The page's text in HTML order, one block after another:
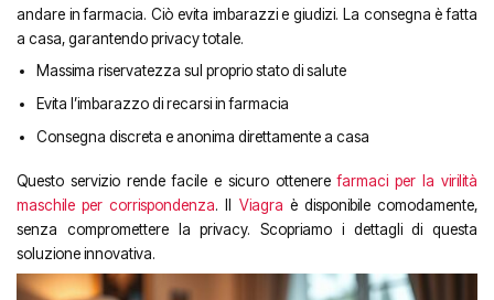
andare in farmacia. Ciò evita imbarazzi e giudizi. La consegna è fatta
a casa, garantendo privacy totale.
Massima riservatezza sul proprio stato di salute
Evita l’imbarazzo di recarsi in farmacia
Consegna discreta e anonima direttamente a casa
Questo servizio rende facile e sicuro ottenerefarmaci per la virilità
maschile per corrispondenza. Il Viagra è disponibile comodamente,
senza compromettere la privacy. Scopriamo i dettagli di questa
soluzione innovativa.